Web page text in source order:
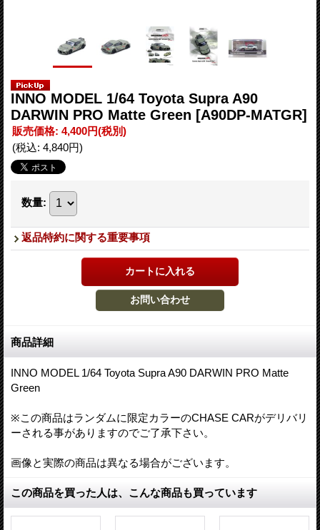
INNO MODEL 1/64 Toyota Supra A90
DARWIN PRO Matte Green [A90DP-MATGR]
販売価格: 4,400円(税別)
(税込: 4,840円)
数量:
返品特約に関する重要事項
商品詳細
INNO MODEL 1/64 Toyota Supra A90 DARWIN PRO Matte
Green
※この商品はランダムに限定カラーのCHASE CARがデリバリ
ーされる事がありますのでご了承下さい。
画像と実際の商品は異なる場合がございます。
この商品を買った人は、こんな商品も買っています